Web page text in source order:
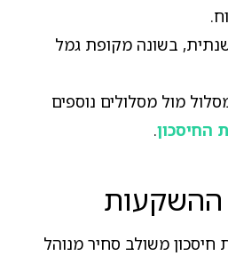
בשונה מקופת גמל
מול מסלולים נוספים
החיסכון.
חיסכון משולב סחיר מנוהל